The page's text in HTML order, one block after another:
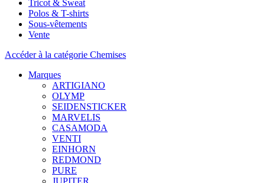
Tricot & Sweat
Polos & T-shirts
Sous-vêtements
Vente
Accéder à la catégorie Chemises
Marques
ARTIGIANO
OLYMP
SEIDENSTICKER
MARVELIS
CASAMODA
VENTI
EINHORN
REDMOND
PURE
JUPITER